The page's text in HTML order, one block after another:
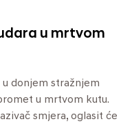
u mrtvom
u donjem stražnjem
u mrtvom kutu.
smjera, oglasit će